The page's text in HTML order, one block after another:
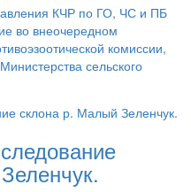
КЧР по ГО, ЧС и ПБ
во внеочередном
комиссии,
сельского